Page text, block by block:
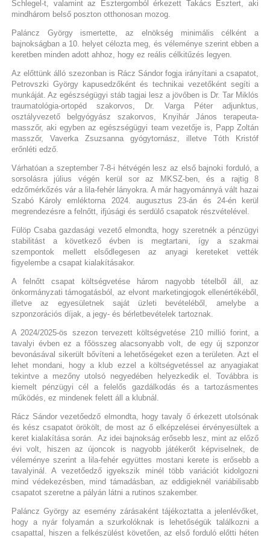
Schlegel-t, valamint az Esztergomból érkezett Takács Esztert, aki
mindhárom belső poszton otthonosan mozog.
Paláncz György ismertette, az elnökség minimális célként a
bajnokságban a 10. helyet célozta meg, és véleménye szerint ebben a
keretben minden adott ahhoz, hogy ez reális célkitűzés legyen.
Az előttünk álló szezonban is Rácz Sándor fogja irányítani a csapatot,
Petrovszki György kapusedzőként és technikai vezetőként segíti a
munkáját. Az egészségügyi stáb tagjai lesz a jövőben is Dr. Tar Miklós
traumatológia-ortopéd szakorvos, Dr. Varga Péter adjunktus,
osztályvezető belgyógyász szakorvos, Knyihár János terapeuta-
masszőr, aki egyben az egészségügyi team vezetője is, Papp Zoltán
masszőr, Vaverka Zsuzsanna gyógytornász, illetve Tóth Kristóf
erőnléti edző.
Várhatóan a szeptember 7-8-i hétvégén lesz az első bajnoki forduló, a
sorsolásra július végén kerül sor az MKSZ-ben, és a rajtig 8
edzőmérkőzés vár a lila-fehér lányokra. A már hagyománnyá vált hazai
Szabó Károly emléktorna 2024. augusztus 23-án és 24-én kerül
megrendezésre a felnőtt, ifjúsági és serdülő csapatok részvételével.
Fülöp Csaba gazdasági vezető elmondta, hogy szeretnék a pénzügyi
stabilitást a következő évben is megtartani, így a szakmai
szempontok mellett elsődlegesen az anyagi kereteket vették
figyelembe a csapat kialakításakor.
A felnőtt csapat költségvetése három nagyobb tételből áll, az
önkormányzati támogatásból, az elvont marketingjogok ellenértékéből,
illetve az egyesületnek saját üzleti bevételéből, amelybe a
szponzorációs díjak, a jegy- és bérletbevételek tartoznak.
A 2024/2025-ös szezon tervezett költségvetése 210 millió forint, a
tavalyi évben ez a főösszeg alacsonyabb volt, de egy új szponzor
bevonásával sikerült bővíteni a lehetőségeket ezen a területen. Azt el
lehet mondani, hogy a klub ezzel a költségvetéssel az anyagiakat
tekintve a mezőny utolsó negyedében helyezkedik el. Továbbra is
kiemelt pénzügyi cél a felelős gazdálkodás és a tartozásmentes
működés, ez mindenek felett áll a klubnál.
Rácz Sándor vezetőedző elmondta, hogy tavaly ő érkezett utolsónak
és kész csapatot örökölt, de most az ő elképzelései érvényesültek a
keret kialakítása során. Az idei bajnokság erősebb lesz, mint az előző
évi volt, hiszen az újoncok is nagyobb játékerőt képviselnek, de
véleménye szerint a lila-fehér együttes mostani kerete is erősebb a
tavalyinál. A vezetőedző igyekszik minél több variációt kidolgozni
mind védekezésben, mind támadásban, az eddigieknél variábilisabb
csapatot szeretne a pályán látni a rutinos szakember.
Paláncz György az esemény zárásaként tájékoztatta a jelenlévőket,
hogy a nyár folyamán a szurkolóknak is lehetőségük találkozni a
csapattal, hiszen a felkészülést követően, az első forduló előtti héten